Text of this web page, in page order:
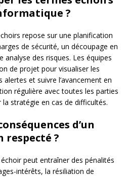
?
repose sur une planification
de sécurité, un découpage en
analyse des risques. Les équipes
de projet pour visualiser les
et suivre l’avancement en
régulière avec toutes les parties
stratégie en cas de difficultés.
d’un
respecté ?
peut entraîner des pénalités
intérêts, la résiliation de